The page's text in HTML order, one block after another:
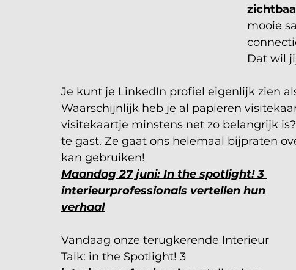
mooie
Dat wil
Je kunt je LinkedIn profiel eigenlijk zien
Waarschijnlijk heb je al papieren
visitekaartje minstens net zo belangrijk
te gast. Ze gaat ons helemaal bijpraten
kan gebruiken!
Maandag 27 juni: In the spotlight! 3
interieurprofessionals vertellen hun
verhaal
Vandaag onze terugkerende Interieur
Talk: in the Spotlight! 3